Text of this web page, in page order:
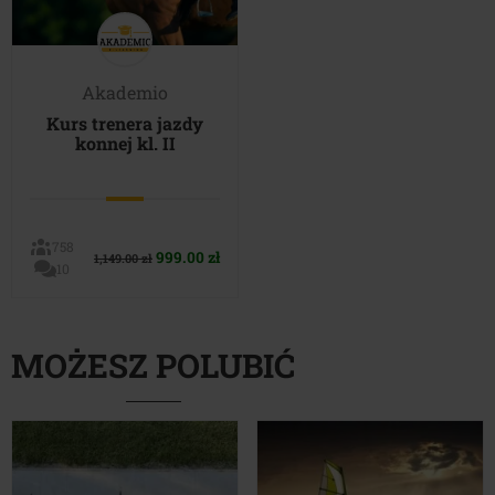
Akademio
Kurs trenera jazdy
konnej kl. II
758
10
1,149.00zł Pierwotna
999.00 złAktualna
MOŻESZ POLUBIĆ